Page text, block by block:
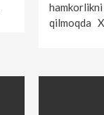
qilmoqda